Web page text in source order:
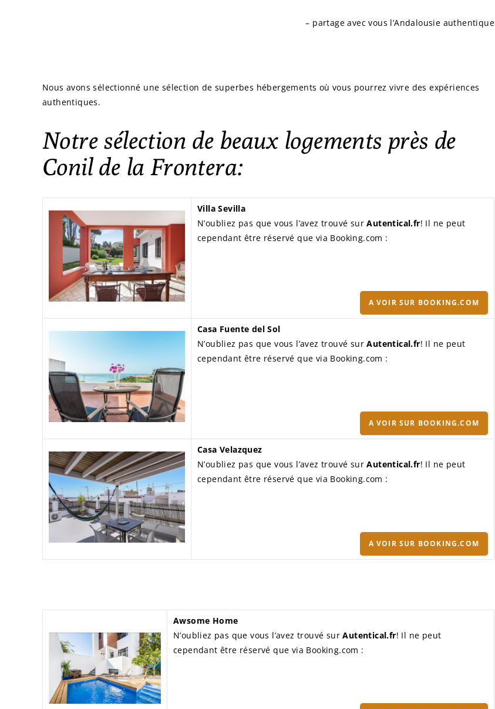
– partage avec vous l’Andalousie authentique
Nous avons sélectionné une sélection de superbes hébergements où vous pourrez vivre des expériences
authentiques.
Notre sélection de beaux logements près de
Conil de la Frontera:
Villa Sevilla
N’oubliez pas que vous l’avez trouvé surAutentical.fr! Il ne peut
cependant être réservé que via Booking.com :
A VOIR SUR BOOKING.COM
Casa Fuente del Sol
N’oubliez pas que vous l’avez trouvé surAutentical.fr! Il ne peut
cependant être réservé que via Booking.com :
A VOIR SUR BOOKING.COM
Casa Velazquez
N’oubliez pas que vous l’avez trouvé surAutentical.fr! Il ne peut
cependant être réservé que via Booking.com :
A VOIR SUR BOOKING.COM
Awsome Home
N’oubliez pas que vous l’avez trouvé surAutentical.fr! Il ne peut
cependant être réservé que via Booking.com :